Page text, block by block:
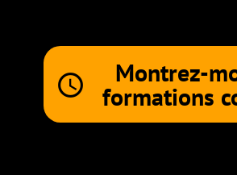
query_builder Montrez-
formations